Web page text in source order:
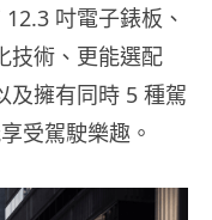
12.3 吋電子錶板、
技術、更能選配
及擁有同時 5 種駕
受駕駛樂趣。